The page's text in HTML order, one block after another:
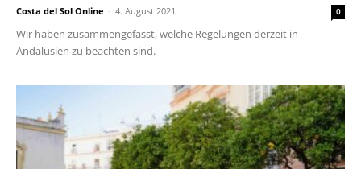
Costa del Sol Online - 4. August 2021 0
Wir haben zusammengefasst, welche Regelungen derzeit in
Andalusien zu beachten sind.